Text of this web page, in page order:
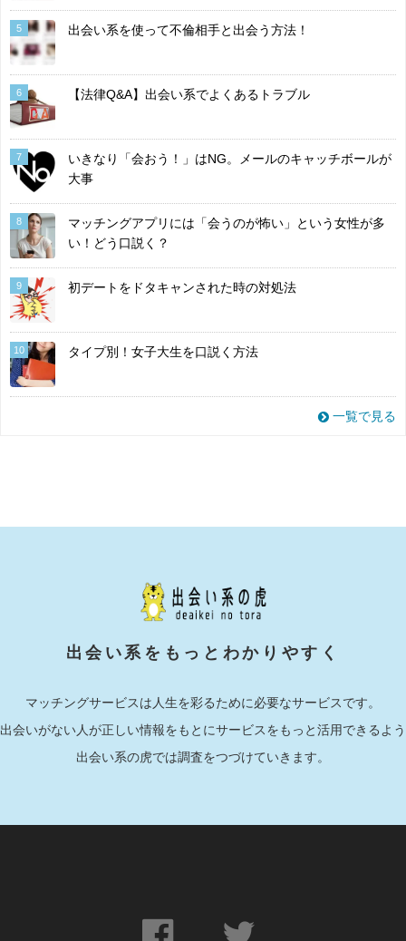
5 出会い系を使って不倫相手と出会う方法！
6 【法律Q&A】出会い系でよくあるトラブル
7
いきなり「会おう！」はNG。メールのキャッチボールが
大事
8
マッチングアプリには「会うのが怖い」という女性が多
い！どう口説く？
9 初デートをドタキャンされた時の対処法
10 タイプ別！女子大生を口説く方法
一覧で見る
出会い系をもっとわかりやすく
マッチングサービスは人生を彩るために必要なサービスです。
出会いがない人が正しい情報をもとにサービスをもっと活用できるよう
出会い系の虎では調査をつづけていきます。